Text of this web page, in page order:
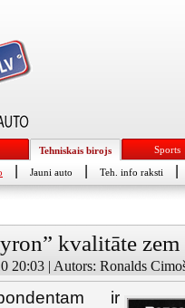
Tehniskais birojs Sports
Jauni auto Teh. info raksti
kvalitāte
20:03 | Autors: Ronalds
ir